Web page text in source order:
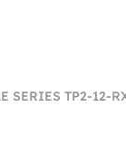
SERIES TP2-12-